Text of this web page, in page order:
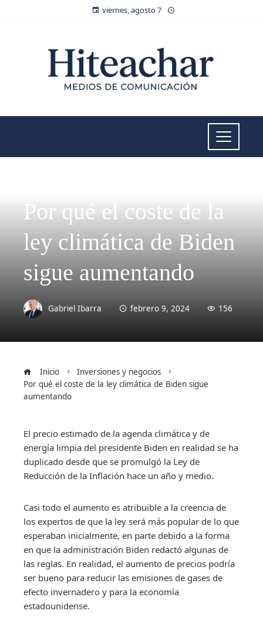
viernes, agosto 7
Por qué el coste de la
ley climática de Biden
sigue aumentando
Gabriel Ibarra febrero 9, 2024 156
Inicio
Inversiones y negocios
Por qué el coste de la ley climática de Biden sigue
aumentando
El precio estimado de la agenda climática y de
energía limpia del presidente Biden en realidad se ha
duplicado desde que se promulgó la Ley de
Reducción de la Inflación hace un año y medio.
Casi todo el aumento es atribuible a la creencia de
los expertos de que la ley será más popular de lo que
esperaban inicialmente, en parte debido a la forma
en que la administración Biden redactó algunas de
las reglas. En realidad, el aumento de precios podría
ser bueno para reducir las emisiones de gases de
efecto invernadero y para la economía
estadounidense.